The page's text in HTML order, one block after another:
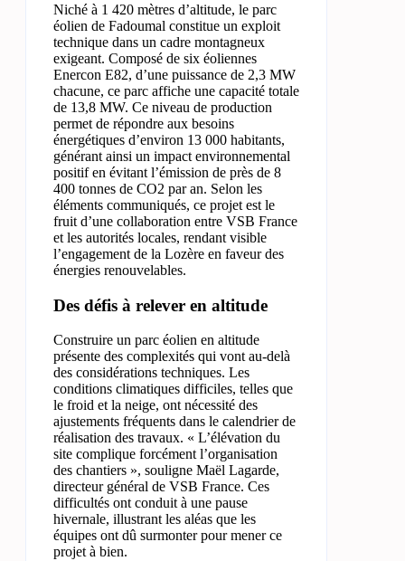
Niché à 1 420 mètres d’altitude, le parc
éolien de Fadoumal constitue un exploit
technique dans un cadre montagneux
exigeant. Composé de six éoliennes
Enercon E82, d’une puissance de 2,3 MW
chacune, ce parc affiche une capacité totale
de 13,8 MW. Ce niveau de production
permet de répondre aux besoins
énergétiques d’environ 13 000 habitants,
générant ainsi un impact environnemental
positif en évitant l’émission de près de 8
400 tonnes de CO2 par an. Selon les
éléments communiqués, ce projet est le
fruit d’une collaboration entre VSB France
et les autorités locales, rendant visible
l’engagement de la Lozère en faveur des
énergies renouvelables.
Des défis à relever en altitude
Construire un parc éolien en altitude
présente des complexités qui vont au-delà
des considérations techniques. Les
conditions climatiques difficiles, telles que
le froid et la neige, ont nécessité des
ajustements fréquents dans le calendrier de
réalisation des travaux. « L’élévation du
site complique forcément l’organisation
des chantiers », souligne Maël Lagarde,
directeur général de VSB France. Ces
difficultés ont conduit à une pause
hivernale, illustrant les aléas que les
équipes ont dû surmonter pour mener ce
projet à bien.